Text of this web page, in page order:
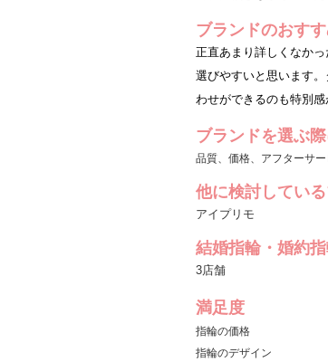
ブランドのおす
正直あまり詳しくなか
選びやすいと思います
わせができるのも特別感
ブランドを選ぶ
品質、価格、アフターサー
他に検討してい
アイプリモ
結婚指輪・婚約
3店舗
満足度
指輪の価格
指輪のデザイン